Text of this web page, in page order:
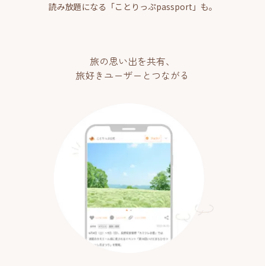
読み放題になる「ことりっぷpassport」も。
旅の思い出を共有、
旅好きユーザーとつながる